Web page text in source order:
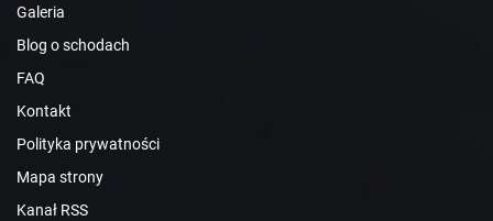
Galeria
Blog o schodach
FAQ
Kontakt
Polityka prywatności
Mapa strony
Kanał RSS